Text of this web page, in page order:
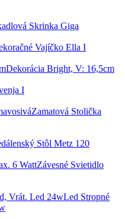
Skrinka Giga
Vajíčko Ella I
Dekorácia Bright, V: 16,5cm
I
Zamatová Stolička
Stôl Metz 120
Závesné Svietidlo
Led Stropné